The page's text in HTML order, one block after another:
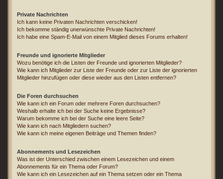
Private Nachrichten
Ich kann keine Privaten Nachrichten verschicken!
Ich bekomme ständig unerwünschte Private Nachrichten!
Ich habe eine Spam-E-Mail von einem Mitglied dieses Forums erhalten!
Freunde und ignorierte Mitglieder
Wozu benötige ich die Listen der Freunde und ignorierten Mitglieder?
Wie kann ich Mitglieder zur Liste der Freunde oder zur Liste der ignorierten
Mitglieder hinzufügen oder diese wieder aus den Listen entfernen?
Die Foren durchsuchen
Wie kann ich ein Forum oder mehrere Foren durchsuchen?
Weshalb erhalte ich bei der Suche keine Ergebnisse?
Warum bekomme ich bei der Suche eine leere Seite?
Wie kann ich nach Mitgliedern suchen?
Wie kann ich meine eigenen Beiträge und Themen finden?
Abonnements und Lesezeichen
Was ist der Unterschied zwischen einem Lesezeichen und einem
Abonnements für ein Thema oder Forum?
Wie kann ich ein Lesezeichen auf ein Thema setzen oder ein Thema